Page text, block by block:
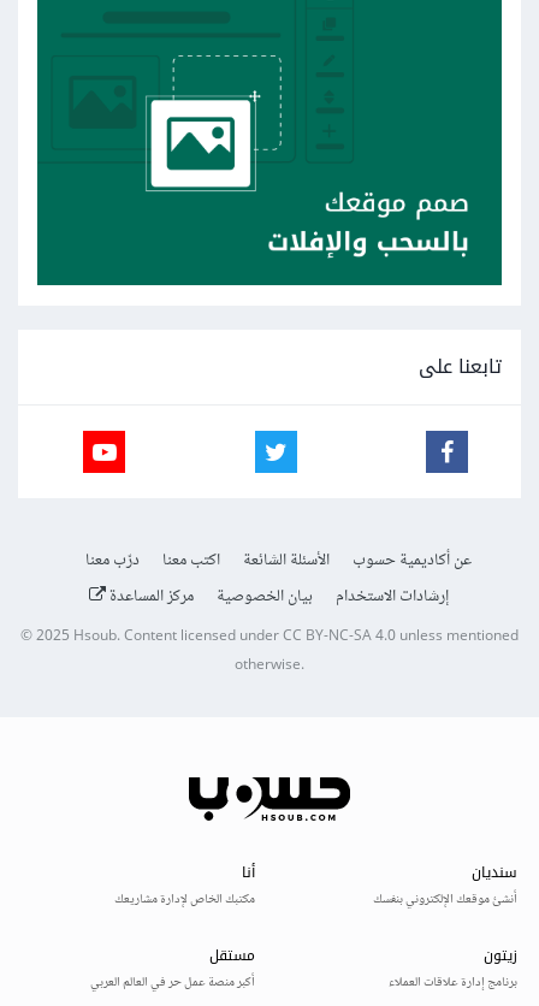
تابعنا على
عن أكاديمية حسوب الأسئلة الشائعة اكتب معنا
درّب معنا
إرشادات الاستخدام
بيان الخصوصية مركز المساعدة
© 2025Hsoub.Content licensed underCC BY-NC-SA 4.0unless mentioned
otherwise.